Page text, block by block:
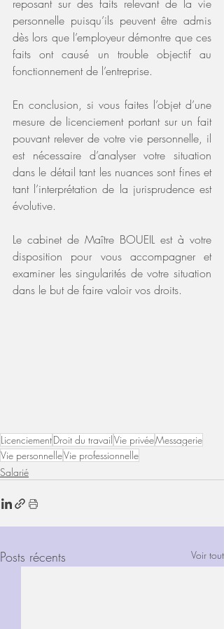
reposant sur des faits relevant de la vie
personnelle puisqu’ils peuvent être admis
dès lors que l’employeur démontre que ces
faits ont causé un trouble objectif au
fonctionnement de l’entreprise.
En conclusion, si vous faites l’objet d’une
mesure de licenciement portant sur un fait
pouvant relever de votre vie personnelle, il
est nécessaire d’analyser votre situation
dans le détail tant les nuances sont fines et
tant l’interprétation de la jurisprudence est
évolutive.
Le cabinet de Maître BOUEIL est à votre
disposition pour vous accompagner et
examiner les singularités de votre situation
dans le but de faire valoir vos droits.
LicenciementDroit du travailVie privéeMessagerie
Vie personnelleVie professionnelle
Salarié
Posts récents Voir tout